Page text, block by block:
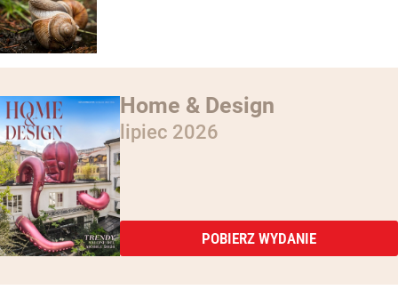
Home & Design
lipiec 2026
POBIERZ WYDANIE